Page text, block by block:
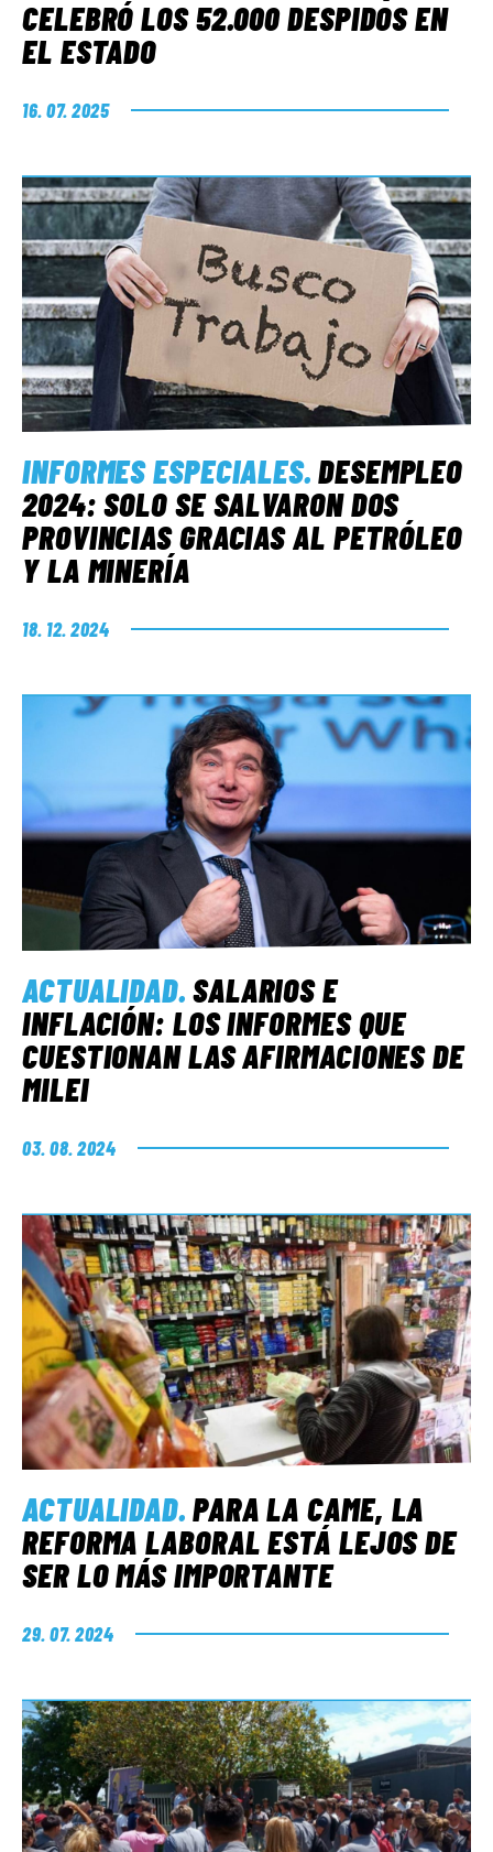
CELEBRÓ LOS 52.000 DESPIDOS EN
EL ESTADO
16. 07. 2025
INFORMES ESPECIALES.DESEMPLEO
2024: SOLO SE SALVARON DOS
PROVINCIAS GRACIAS AL PETRÓLEO
Y LA MINERÍA
18. 12. 2024
ACTUALIDAD.SALARIOS E
INFLACIÓN: LOS INFORMES QUE
CUESTIONAN LAS AFIRMACIONES DE
MILEI
03. 08. 2024
ACTUALIDAD.PARA LA CAME, LA
REFORMA LABORAL ESTÁ LEJOS DE
SER LO MÁS IMPORTANTE
29. 07. 2024